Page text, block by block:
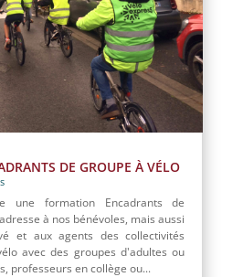
DE GROUPE À VÉLO
une formation Encadrants de
à nos bénévoles, mais aussi
et aux agents des collectivités
avec des groupes d'adultes ou
professeurs en collège ou...